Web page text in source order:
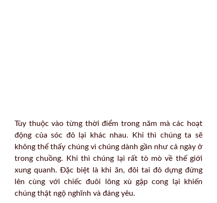
Tùy thuộc vào từng thời điểm trong năm mà các hoạt
động của sóc đỏ lại khác nhau. Khi thì chúng ta sẽ
không thể thấy chúng vì chúng dành gần như cả ngày ở
trong chuồng. Khi thì chúng lại rất tò mò về thế giới
xung quanh. Đặc biệt là khi ăn, đôi tai đỏ dựng đứng
lên cùng với chiếc đuôi lông xù gập cong lại khiến
chúng thật ngộ nghĩnh và đáng yêu.